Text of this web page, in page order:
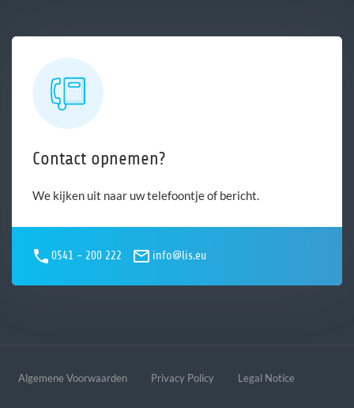
Contact opnemen?
We kijken uit naar uw telefoontje of bericht.
0541 - 200 222 info@lis.eu
Algemene Voorwaarden Privacy Policy Legal Notice